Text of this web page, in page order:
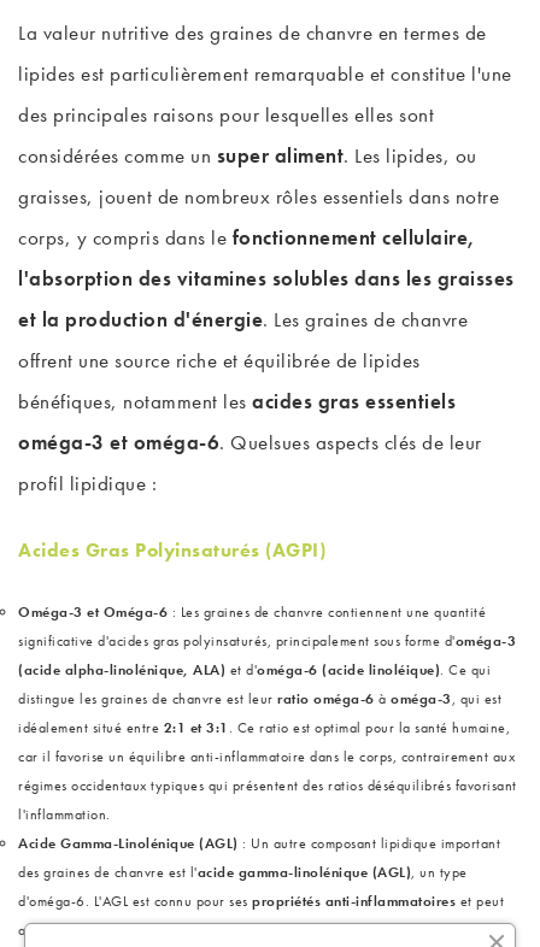
La valeur nutritive des graines de chanvre en termes de
lipides est particulièrement remarquable et constitue l'une
des principales raisons pour lesquelles elles sont
considérées comme un super aliment. Les lipides, ou
graisses, jouent de nombreux rôles essentiels dans notre
corps, y compris dans le fonctionnement cellulaire,
l'absorption des vitamines solubles dans les graisses
et la production d'énergie. Les graines de chanvre
offrent une source riche et équilibrée de lipides
bénéfiques, notamment les acides gras essentiels
oméga-3 et oméga-6. Quelsues aspects clés de leur
profil lipidique :
Acides Gras Polyinsaturés (AGPI)
Oméga-3 et Oméga-6 : Les graines de chanvre contiennent une quantité
significative d'acides gras polyinsaturés, principalement sous forme d'oméga-3
(acide alpha-linolénique, ALA) et d'oméga-6 (acide linoléique). Ce qui
distingue les graines de chanvre est leur ratio oméga-6 à oméga-3, qui est
idéalement situé entre 2:1 et 3:1 . Ce ratio est optimal pour la santé humaine,
car il favorise un équilibre anti-inflammatoire dans le corps, contrairement aux
régimes occidentaux typiques qui présentent des ratios déséquilibrés favorisant
l'inflammation.
Acide Gamma-Linolénique (AGL) : Un autre composant lipidique important
des graines de chanvre est l'acide gamma-linolénique (AGL), un type
d'oméga-6. L'AGL est connu pour ses propriétés anti-inflammatoires et peut
aider à gérer diverses conditions, telles que les maladies de la peau, l'arthrite,